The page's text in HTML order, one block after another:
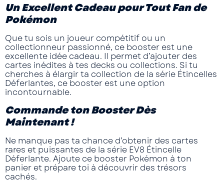
Un Excellent Cadeau pour Tout Fan de
Pokémon
Que tu sois un joueur compétitif ou un
collectionneur passionné, ce booster est une
excellente idée cadeau. Il permet d’ajouter des
cartes inédites à tes decks ou collections. Si tu
cherches à élargir ta collection de la série Étincelles
Déferlantes, ce booster est une option
incontournable.
Commande ton Booster Dès
Maintenant !
Ne manque pas ta chance d’obtenir des cartes
rares et puissantes de la série EV8 Étincelle
Déferlante. Ajoute ce booster Pokémon à ton
panier et prépare toi à découvrir des trésors
cachés.